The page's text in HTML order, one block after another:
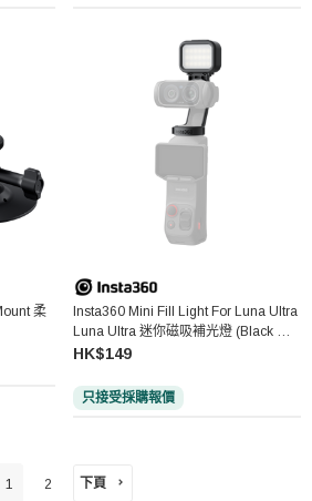
柔
Insta360 Mini Fill Light For Luna Ultra
Luna Ultra 迷你磁吸補光燈 (Black 黑
色)
HK$149
只接受採購報價
1 2 下頁